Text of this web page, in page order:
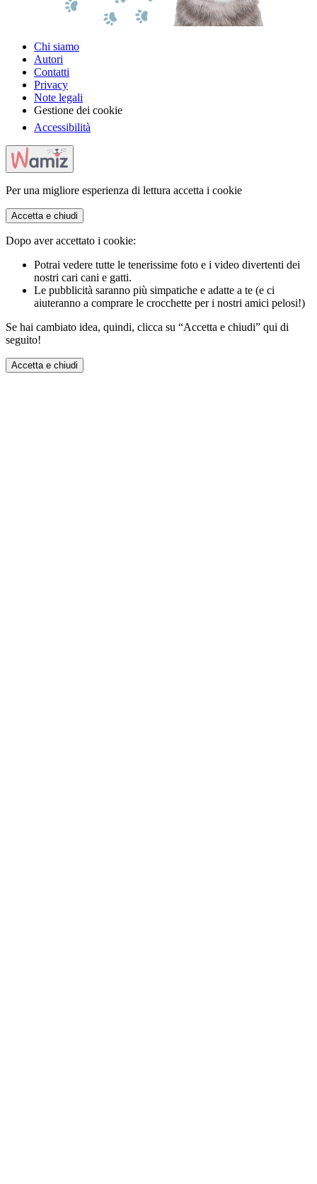
Chi siamo
Autori
Contatti
Privacy
Note legali
Gestione dei cookie
Accessibilità
Per una migliore esperienza di lettura accetta i cookie
Accetta e chiudi
Dopo aver accettato i cookie:
Potrai vedere tutte le tenerissime foto e i video divertenti dei
nostri cari cani e gatti.
Le pubblicità saranno più simpatiche e adatte a te (e ci
aiuteranno a comprare le crocchette per i nostri amici pelosi!)
Se hai cambiato idea, quindi, clicca su “Accetta e chiudi” qui di
seguito!
Accetta e chiudi